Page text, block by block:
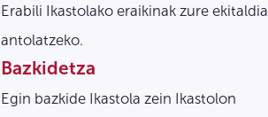
Erabili Ikastolako eraikinak zure ekitaldia
antolatzeko.
Bazkidetza
Egin bazkide Ikastola zein Ikastolon